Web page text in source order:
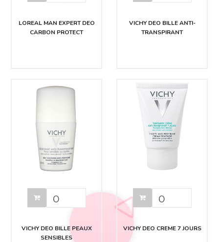
LOREAL MAN EXPERT DEO
CARBON PROTECT
VICHY DEO BILLE ANTI-
TRANSPIRANT
VICHY DEO BILLE PEAUX
SENSIBLES
VICHY DEO CREME 7 JOURS